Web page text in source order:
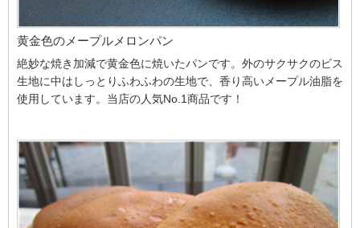
黄金色のメープルメロンパン
絶妙な焼き加減で黄金色に焼いたパンです。外のサクサクのビス
生地に中はしっとりふわふわの生地で、香り高いメープル油脂を
使用しています。当店の人気No.1商品です！